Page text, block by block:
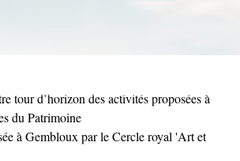
tour d’horizon des activités proposées à
du Patrimoine
à Gembloux par le Cercle royal 'Art et